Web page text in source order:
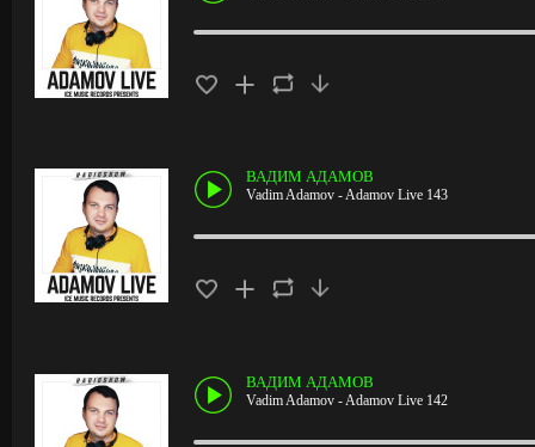
ВАДИМ АДАМОВ
Vadim Adamov - Adamov Live 143
ВАДИМ АДАМОВ
Vadim Adamov - Adamov Live 142